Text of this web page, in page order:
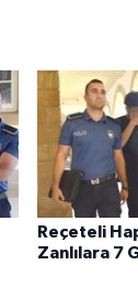
Reçeteli
Zanlılara 7